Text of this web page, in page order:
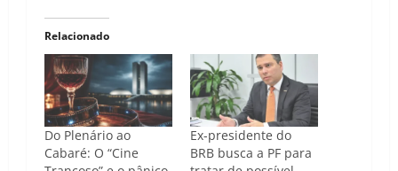
Relacionado
Do Plenário ao
Cabaré: O “Cine
Ex-presidente do
BRB busca a PF para